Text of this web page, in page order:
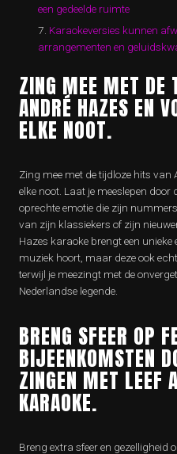
een gedeelde ruimte
Karaokeversies kunnen
arrangementen en
ZING MEE MET DE
ANDRÉ HAZES EN
ELKE NOOT.
Zing mee met de tijdloze hits van
elke noot. Laat je meeslepen door
oprechte emotie die zijn
van zijn klassiekers of zijn
Hazes karaoke brengt een
muziek hoort, maar deze ook
terwijl je meezingt met de
Nederlandse legende.
BRENG SFEER OP
BIJEENKOMSTEN
ZINGEN MET LEEF
KARAOKE.
Breng extra sfeer en gezelligheid